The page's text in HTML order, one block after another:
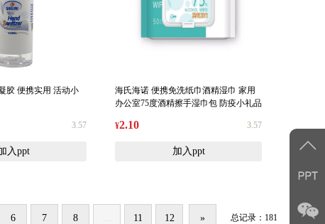
胶 便携实用 活动小
3.57
入ppt
海氏海诺 便携免洗纸巾酒精湿巾 家用
办公室75度酒精擦手湿巾包 防疫小礼品
¥2.10 3.57
加入ppt
6 7 8 11 12 » 总记录：181